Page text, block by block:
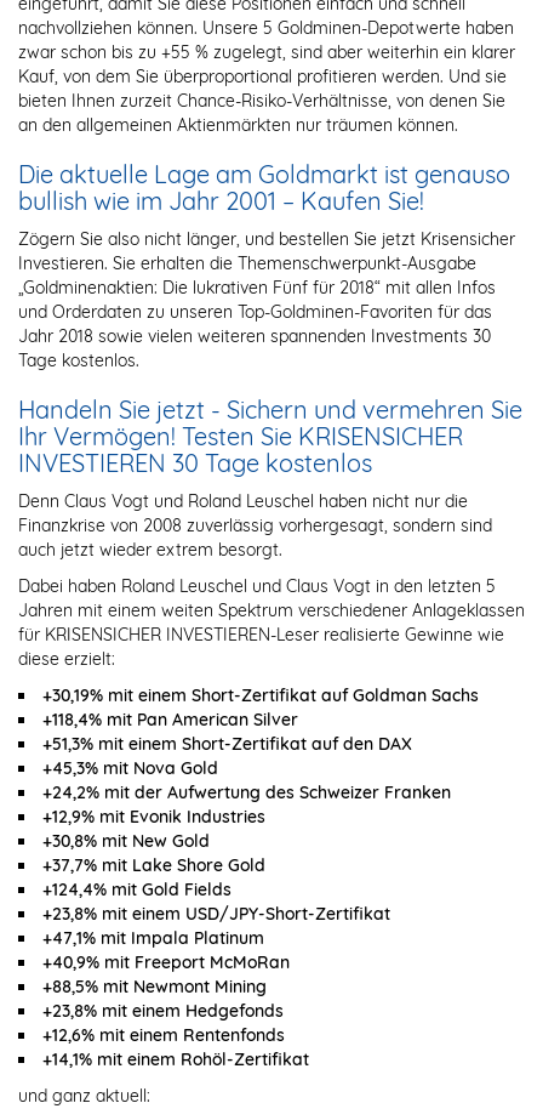
nachvollziehen können. Unsere 5 Goldminen-Depotwerte haben
zwar schon bis zu +55 % zugelegt, sind aber weiterhin ein klarer
Kauf, von dem Sie überproportional profitieren werden. Und sie
bieten Ihnen zurzeit Chance-Risiko-Verhältnisse, von denen Sie
an den allgemeinen Aktienmärkten nur träumen können.
Die aktuelle Lage am Goldmarkt ist genauso
bullish wie im Jahr 2001 – Kaufen Sie!
Zögern Sie also nicht länger, und bestellen Sie jetzt Krisensicher
Investieren. Sie erhalten die Themenschwerpunkt-Ausgabe
„Goldminenaktien: Die lukrativen Fünf für 2018“ mit allen Infos
und Orderdaten zu unseren Top-Goldminen-Favoriten für das
Jahr 2018 sowie vielen weiteren spannenden Investments 30
Tage kostenlos.
Handeln Sie jetzt - Sichern und vermehren Sie
Ihr Vermögen! Testen Sie KRISENSICHER
INVESTIEREN 30 Tage kostenlos
Denn Claus Vogt und Roland Leuschel haben nicht nur die
Finanzkrise von 2008 zuverlässig vorhergesagt, sondern sind
auch jetzt wieder extrem besorgt.
Dabei haben Roland Leuschel und Claus Vogt in den letzten 5
Jahren mit einem weiten Spektrum verschiedener Anlageklassen
für KRISENSICHER INVESTIEREN-Leser realisierte Gewinne wie
diese erzielt:
+30,19% mit einem Short-Zertifikat auf Goldman Sachs
+118,4% mit Pan American Silver
+51,3% mit einem Short-Zertifikat auf den DAX
+45,3% mit Nova Gold
+24,2% mit der Aufwertung des Schweizer Franken
+12,9% mit Evonik Industries
+30,8% mit New Gold
+37,7% mit Lake Shore Gold
+124,4% mit Gold Fields
+23,8% mit einem USD/JPY-Short-Zertifikat
+47,1% mit Impala Platinum
+40,9% mit Freeport McMoRan
+88,5% mit Newmont Mining
+23,8% mit einem Hedgefonds
+12,6% mit einem Rentenfonds
+14,1% mit einem Rohöl-Zertifikat
und ganz aktuell: